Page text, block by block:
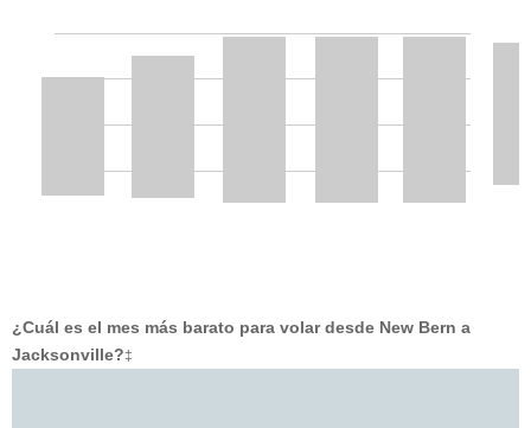
¿Cuál es el mes más barato para volar desde New Bern a
Jacksonville?‡